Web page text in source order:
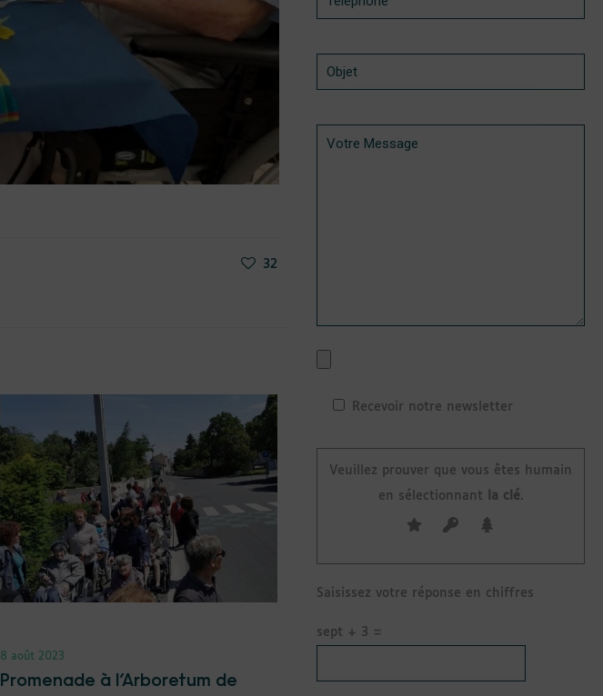
32
8 août 2023
Promenade à l’Arboretum de
Recevoir notre newsletter
Veuillez prouver que vous êtes humain
en sélectionnant la clé.
Saisissez votre réponse en chiffres
sept + 3 =